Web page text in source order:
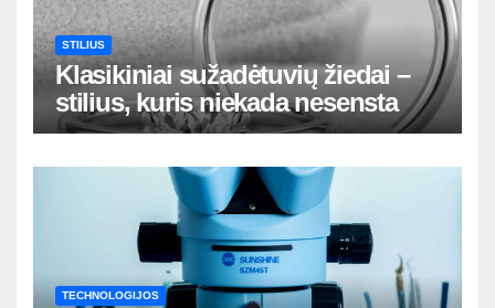
STILIUS
Klasikiniai sužadėtuvių žiedai –
stilius, kuris niekada nesensta
TECHNOLOGIJOS